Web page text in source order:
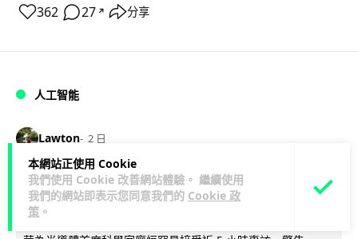
本網站正使用 Cookie
我們使用 Cookie 改善網站體驗。 繼續使用
我們的網站即表示您同意我們的 Cookie 政
策 。
362 27 ↗ 分享
人工智能
Lawton 2 日
華為科學家警告 NVIDIA 已近物理極限
華為「韜定律」可繞過摩爾定律瓶頸